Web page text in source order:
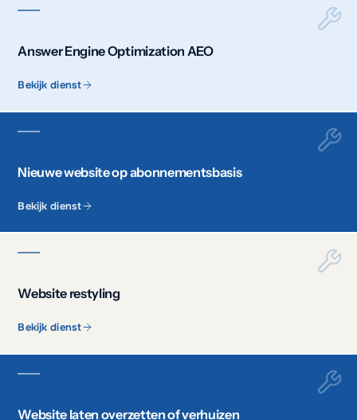
Answer Engine Optimization AEO
Bekijk dienst
Nieuwe website op abonnementsbasis
Bekijk dienst
Website restyling
Bekijk dienst
Website laten overzetten of verhuizen